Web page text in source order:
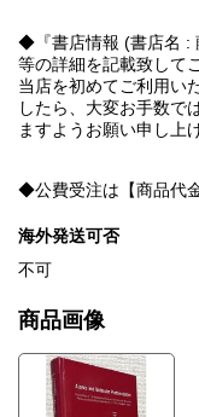
◆『書店情報 (書店名 :
等の詳細を記載致して
当店を初めてご利用い
したら、大変お手数で
ますようお願い申し上
◆公費受注は【商品代
海外発送可否
不可
商品画像